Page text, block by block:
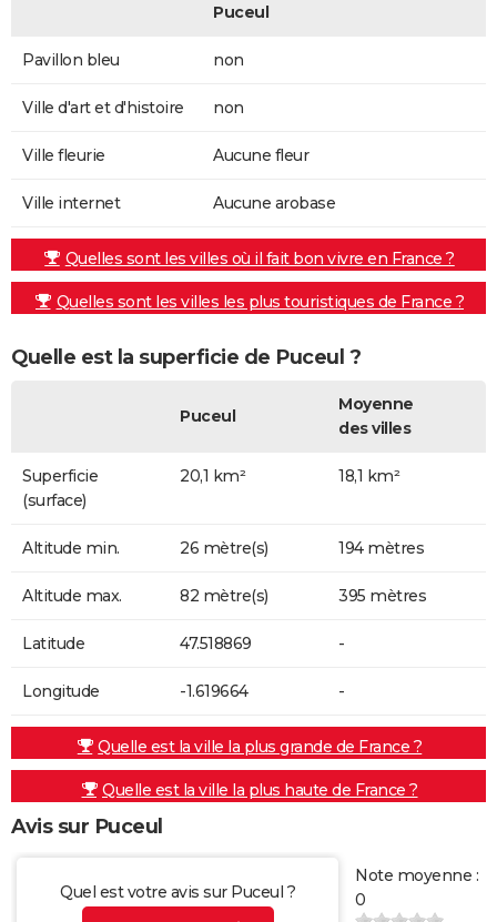
Puceul
Pavillon bleu non
Ville d'art et d'histoire non
Ville fleurie Aucune fleur
Ville internet Aucune arobase
Quelles sont les villes où il fait bon vivre en France ?
Quelles sont les villes les plus touristiques de France ?
Quelle est la superficie de Puceul ?
Puceul
Moyenne
des villes
Superficie
(surface)
20,1 km² 18,1 km²
Altitude min. 26 mètre(s) 194 mètres
Altitude max. 82 mètre(s) 395 mètres
Latitude 47.518869 -
Longitude -1.619664 -
Quelle est la ville la plus grande de France ?
Quelle est la ville la plus haute de France ?
Avis sur Puceul
Quel est votre avis sur Puceul ?
Note moyenne :
0